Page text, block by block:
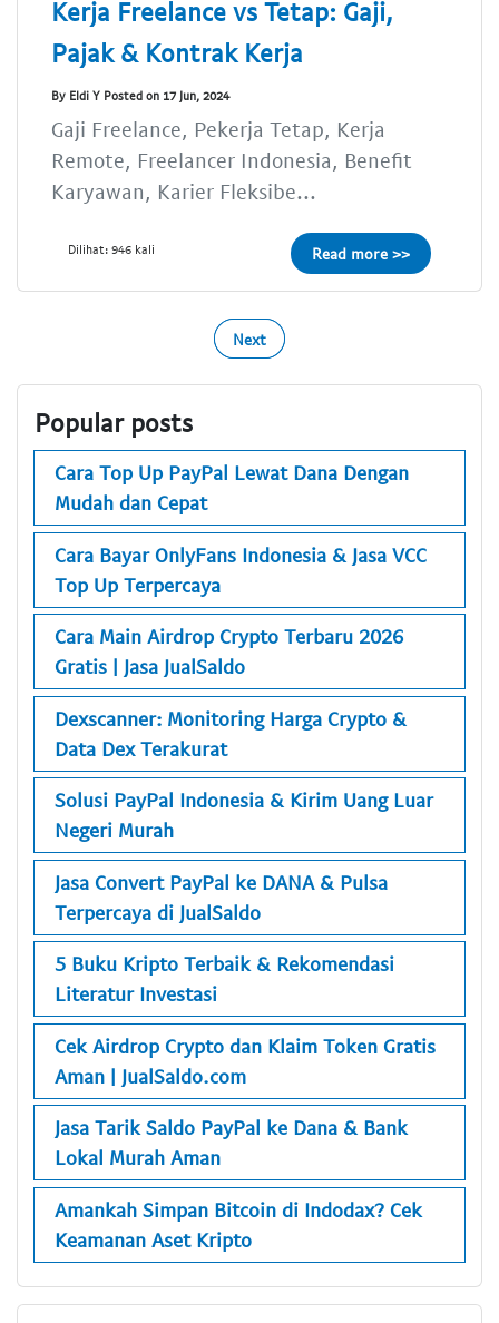
Kerja Freelance vs Tetap: Gaji,
Pajak & Kontrak Kerja
By Eldi Y Posted on 17 Jun, 2024
Gaji Freelance, Pekerja Tetap, Kerja
Remote, Freelancer Indonesia, Benefit
Karyawan, Karier Fleksibe...
Dilihat: 946 kali Read more >>
Next
Popular posts
Cara Top Up PayPal Lewat Dana Dengan
Mudah dan Cepat
Cara Bayar OnlyFans Indonesia & Jasa VCC
Top Up Terpercaya
Cara Main Airdrop Crypto Terbaru 2026
Gratis | Jasa JualSaldo
Dexscanner: Monitoring Harga Crypto &
Data Dex Terakurat
Solusi PayPal Indonesia & Kirim Uang Luar
Negeri Murah
Jasa Convert PayPal ke DANA & Pulsa
Terpercaya di JualSaldo
5 Buku Kripto Terbaik & Rekomendasi
Literatur Investasi
Cek Airdrop Crypto dan Klaim Token Gratis
Aman | JualSaldo.com
Jasa Tarik Saldo PayPal ke Dana & Bank
Lokal Murah Aman
Amankah Simpan Bitcoin di Indodax? Cek
Keamanan Aset Kripto